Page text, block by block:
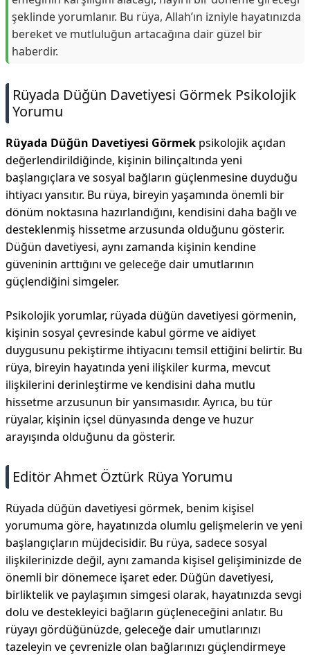
şeklinde yorumlanır. Bu rüya, Allah’ın izniyle hayatınızda
bereket ve mutluluğun artacağına dair güzel bir
haberdir.
Rüyada Düğün Davetiyesi Görmek Psikolojik
Yorumu
Rüyada Düğün Davetiyesi Görmek psikolojik açıdan
değerlendirildiğinde, kişinin bilinçaltında yeni
başlangıçlara ve sosyal bağların güçlenmesine duyduğu
ihtiyacı yansıtır. Bu rüya, bireyin yaşamında önemli bir
dönüm noktasına hazırlandığını, kendisini daha bağlı ve
desteklenmiş hissetme arzusunda olduğunu gösterir.
Düğün davetiyesi, aynı zamanda kişinin kendine
güveninin arttığını ve geleceğe dair umutlarının
güçlendiğini simgeler.
Psikolojik yorumlar, rüyada düğün davetiyesi görmenin,
kişinin sosyal çevresinde kabul görme ve aidiyet
duygusunu pekiştirme ihtiyacını temsil ettiğini belirtir. Bu
rüya, bireyin hayatında yeni ilişkiler kurma, mevcut
ilişkilerini derinleştirme ve kendisini daha mutlu
hissetme arzusunun bir yansımasıdır. Ayrıca, bu tür
rüyalar, kişinin içsel dünyasında denge ve huzur
arayışında olduğunu da gösterir.
Editör Ahmet Öztürk Rüya Yorumu
Rüyada düğün davetiyesi görmek, benim kişisel
yorumuma göre, hayatınızda olumlu gelişmelerin ve yeni
başlangıçların müjdecisidir. Bu rüya, sadece sosyal
ilişkilerinizde değil, aynı zamanda kişisel gelişiminizde de
önemli bir dönemece işaret eder. Düğün davetiyesi,
birliktelik ve paylaşımın simgesi olarak, hayatınızda sevgi
dolu ve destekleyici bağların güçleneceğini anlatır. Bu
rüyayı gördüğünüzde, geleceğe dair umutlarınızı
tazeleyin ve çevrenizle olan bağlarınızı güçlendirmeye